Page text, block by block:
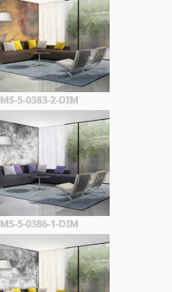
MS-5-0383-2-DIM
MS-5-0386-1-DIM